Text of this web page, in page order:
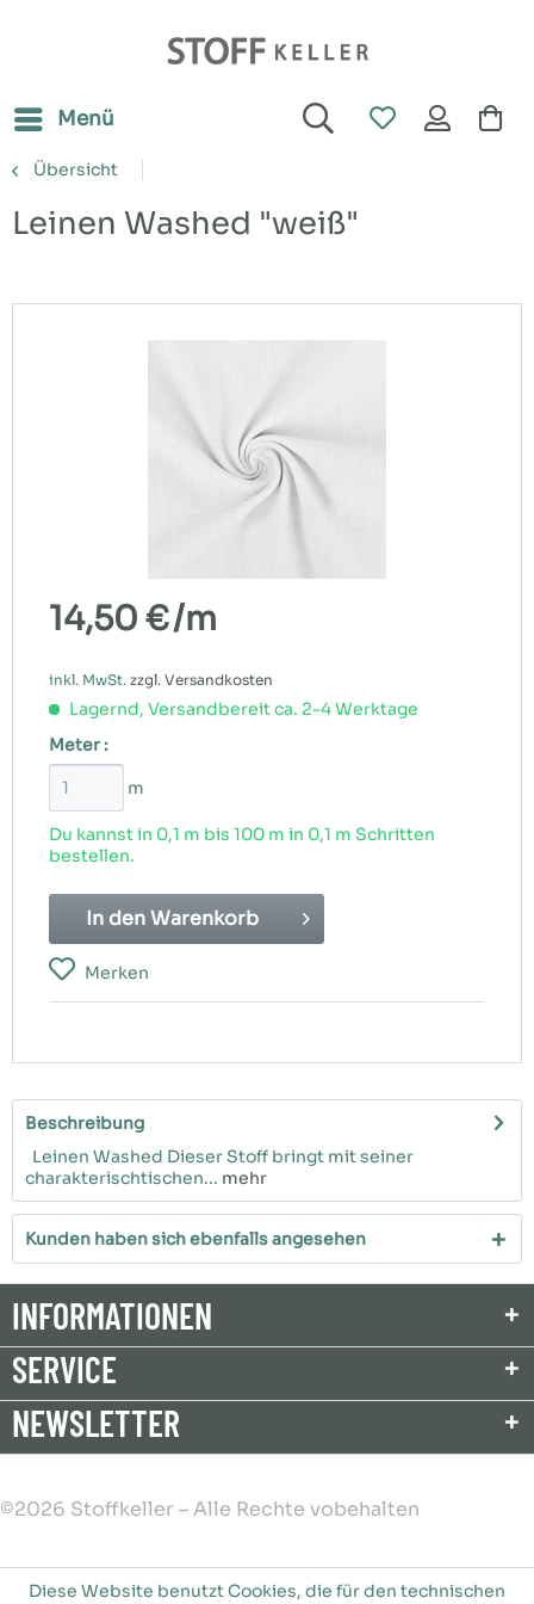
Menü
Übersicht
Leinen Washed "weiß"
14,50 €/m
inkl. MwSt. zzgl. Versandkosten
Lagernd, Versandbereit ca. 2-4 Werktage
Meter :
m
Du kannst in 0,1 m bis 100 m in 0,1 m Schritten
bestellen.
In den Warenkorb
Merken
Beschreibung
Leinen Washed Dieser Stoff bringt mit seiner
charakterischtischen... mehr
Kunden haben sich ebenfalls angesehen
INFORMATIONEN
SERVICE
NEWSLETTER
©2026 Stoffkeller – Alle Rechte vobehalten
Diese Website benutzt Cookies, die für den technischen